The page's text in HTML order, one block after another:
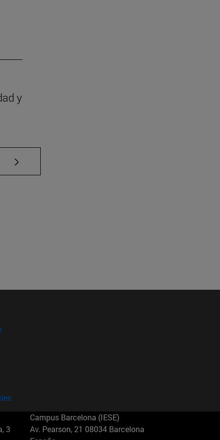
y
TAB para desplazarse.
3
Campus Barcelona (IESE)
Av. Pearson, 21 08034 Barcelona